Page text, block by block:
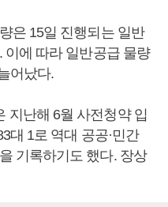
은 15일 진행되는 일반
에 따라 일반공급 물량
어났다.
지난해 6월 사전청약 입
대 1로 역대 공공·민간
기록하기도 했다. 장상